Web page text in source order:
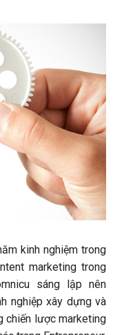
kinh nghiệm trong
marketing trong
sáng lập nên
nghiệp xây dựng và
chiến lược marketing